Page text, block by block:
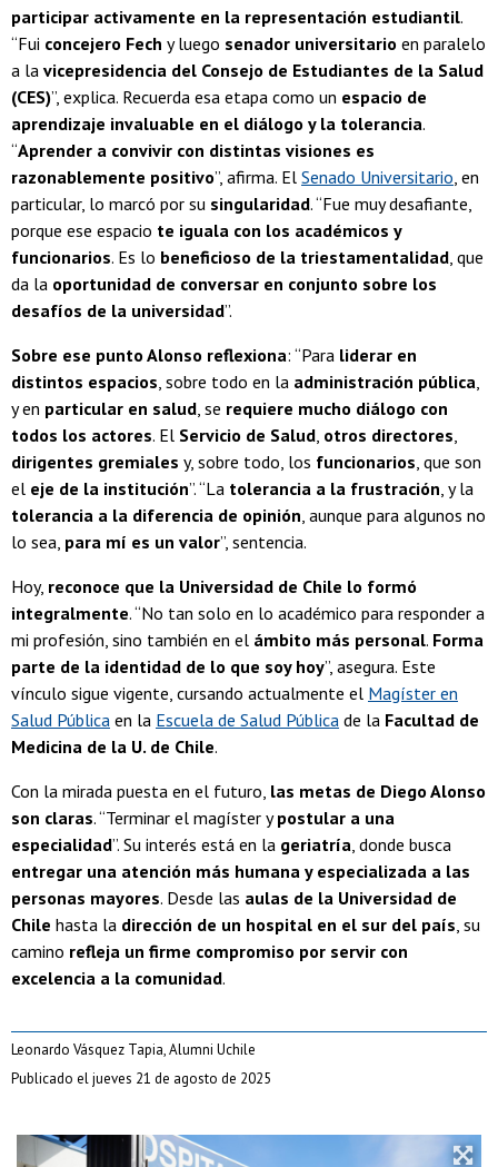
participar activamente en la representación estudiantil.
“Fui concejero Fech y luego senador universitario en paralelo
a la vicepresidencia del Consejo de Estudiantes de la Salud
(CES)”, explica. Recuerda esa etapa como un espacio de
aprendizaje invaluable en el diálogo y la tolerancia.
“Aprender a convivir con distintas visiones es
razonablemente positivo”, afirma. El Senado Universitario, en
particular, lo marcó por su singularidad. “Fue muy desafiante,
porque ese espacio te iguala con los académicos y
funcionarios. Es lo beneficioso de la triestamentalidad, que
da la oportunidad de conversar en conjunto sobre los
desafíos de la universidad”.
Sobre ese punto Alonso reflexiona: “Para liderar en
distintos espacios, sobre todo en la administración pública,
y en particular en salud, se requiere mucho diálogo con
todos los actores. El Servicio de Salud, otros directores,
dirigentes gremiales y, sobre todo, los funcionarios, que son
el eje de la institución”. “La tolerancia a la frustración, y la
tolerancia a la diferencia de opinión, aunque para algunos no
lo sea, para mí es un valor”, sentencia.
Hoy, reconoce que la Universidad de Chile lo formó
integralmente. “No tan solo en lo académico para responder a
mi profesión, sino también en el ámbito más personal. Forma
parte de la identidad de lo que soy hoy”, asegura. Este
vínculo sigue vigente, cursando actualmente el Magíster en
Salud Pública en la Escuela de Salud Pública de la Facultad de
Medicina de la U. de Chile.
Con la mirada puesta en el futuro, las metas de Diego Alonso
son claras. “Terminar el magíster ypostular a una
especialidad”. Su interés está en la geriatría, donde busca
entregar una atención más humana y especializada a las
personas mayores. Desde las aulas de la Universidad de
Chile hasta la dirección de un hospital en el sur del país, su
camino refleja un firme compromiso por servir con
excelencia a la comunidad.
Leonardo Vásquez Tapia, Alumni Uchile
Publicado el jueves 21 de agosto de 2025